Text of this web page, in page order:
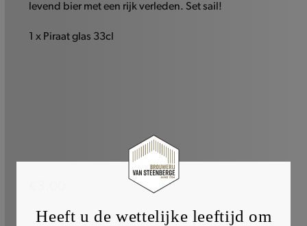
levend bier met een rijk verleden. Set sail!
1 x Piraat glas 33cl
Heeft u de wettelijke leeftijd om